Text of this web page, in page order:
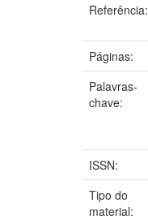
Referência:
Páginas:
Palavras-
chave:
ISSN:
Tipo do
material: